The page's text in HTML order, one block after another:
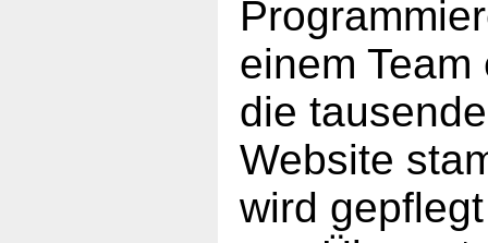
einem
die
Website
wird